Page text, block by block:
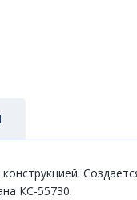
КС-55730.